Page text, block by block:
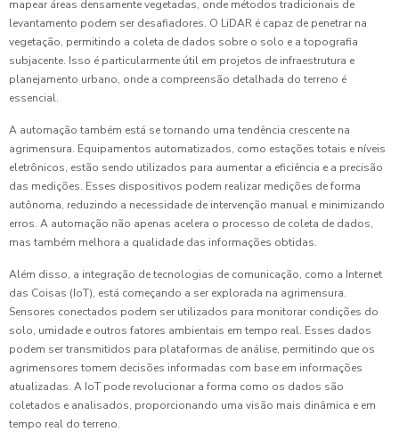
mapear áreas densamente vegetadas, onde métodos tradicionais de
levantamento podem ser desafiadores. O LiDAR é capaz de penetrar na
vegetação, permitindo a coleta de dados sobre o solo e a topografia
subjacente. Isso é particularmente útil em projetos de infraestrutura e
planejamento urbano, onde a compreensão detalhada do terreno é
essencial.
A automação também está se tornando uma tendência crescente na
agrimensura. Equipamentos automatizados, como estações totais e níveis
eletrônicos, estão sendo utilizados para aumentar a eficiência e a precisão
das medições. Esses dispositivos podem realizar medições de forma
autônoma, reduzindo a necessidade de intervenção manual e minimizando
erros. A automação não apenas acelera o processo de coleta de dados,
mas também melhora a qualidade das informações obtidas.
Além disso, a integração de tecnologias de comunicação, como a Internet
das Coisas (IoT), está começando a ser explorada na agrimensura.
Sensores conectados podem ser utilizados para monitorar condições do
solo, umidade e outros fatores ambientais em tempo real. Esses dados
podem ser transmitidos para plataformas de análise, permitindo que os
agrimensores tomem decisões informadas com base em informações
atualizadas. A IoT pode revolucionar a forma como os dados são
coletados e analisados, proporcionando uma visão mais dinâmica e em
tempo real do terreno.